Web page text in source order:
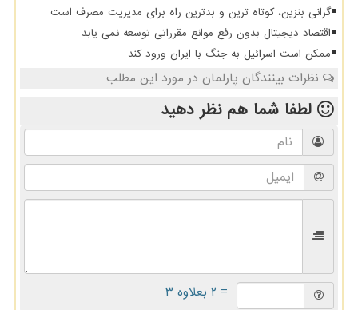
گرانی بنزین، کوتاه ترین و بدترین راه برای مدیریت مصرف است
اقتصاد دیجیتال بدون رفع موانع مقرراتی توسعه نمی یابد
ممکن است اسرائیل به جنگ با ایران ورود کند
نظرات بینندگان پارلمان در مورد این مطلب
لطفا شما همنظر دهید
= ۲ بعلاوه ۳